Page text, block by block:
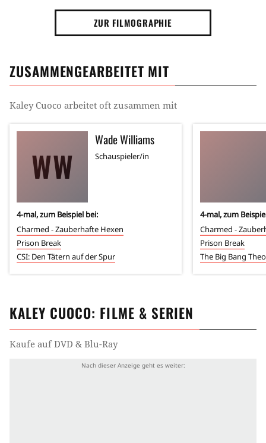
ZUR FILMOGRAPHIE
ZUSAMMENGEARBEITET MIT
Kaley Cuoco arbeitet oft zusammen mit
WW
Wade Williams
Schauspieler/in
4-mal, zum Beispiel bei:
Charmed - Zauberhafte Hexen
Prison Break
CSI: Den Tätern auf der Spur
4-mal, zum
Charmed -
Prison Break
The Big Bang
KALEY CUOCO: FILME & SERIEN
Kaufe auf DVD & Blu-Ray